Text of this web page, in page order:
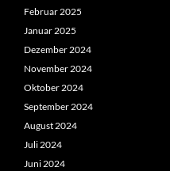
Februar 2025
Januar 2025
Dezember 2024
November 2024
Oktober 2024
September 2024
August 2024
Juli 2024
Juni 2024